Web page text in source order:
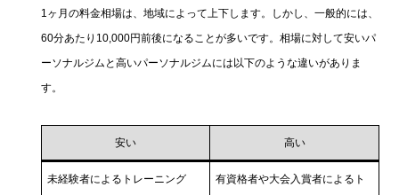
1ヶ月の料金相場は、地域によって上下します。しかし、一般的には、
60分あたり10,000円前後になることが多いです。相場に対して安いパ
ーソナルジムと高いパーソナルジムには以下のような違いがありま
す。
安い 高い
未経験者によるトレーニング
有資格者や大会入賞者によるト